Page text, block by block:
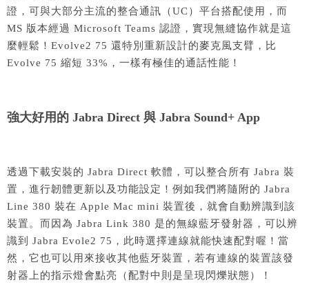
證，可與大部分主流的整合通訊（UC）平台搭配使用，而
MS 版本經過 Microsoft Teams 認證，實現無縫協作就是這
麼輕鬆！Evolve2 75 還特別重新設計的麥克風支臂，比
Evolve 75 縮短 33%，一樣有極佳的通話性能！
強大好用的 Jabra Direct 與 Jabra Sound+ App
透過下載安裝的 Jabra Direct 軟體，可以整合所有 Jabra 裝
置，進行韌體更新以及功能設定！例如我們將隨附的 Jabra
Line 380 裝在 Apple Mac mini 裝置後，就會自動辨識到該
裝置。而因為 Jabra Link 380 是的無線藍牙發射器，可以辨
識到 Jabra Evole2 75，此時選擇連線就能快速配對喔！當
然，它也可以用來接收其他藍牙裝置，若有連線的裝置該發
射器上的指示燈會點亮（配對中則是呈現閃爍狀態）！